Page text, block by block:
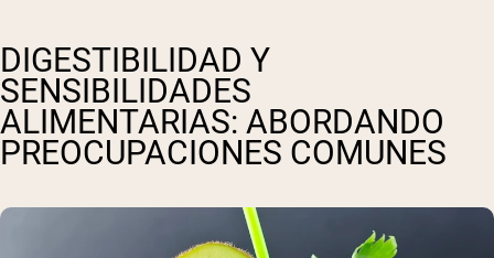
DIGESTIBILIDAD Y
SENSIBILIDADES
ALIMENTARIAS: ABORDANDO
PREOCUPACIONES COMUNES